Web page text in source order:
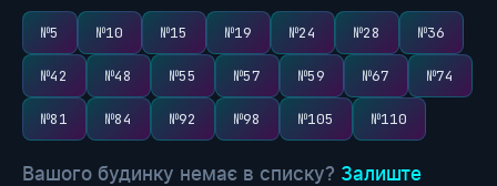
№5 №10 №15 №19 №24 №28 №36
№42 №48 №55 №57 №59 №67 №74
№81 №84 №92 №98 №105 №110
Вашого будинку немає в списку? Залиште